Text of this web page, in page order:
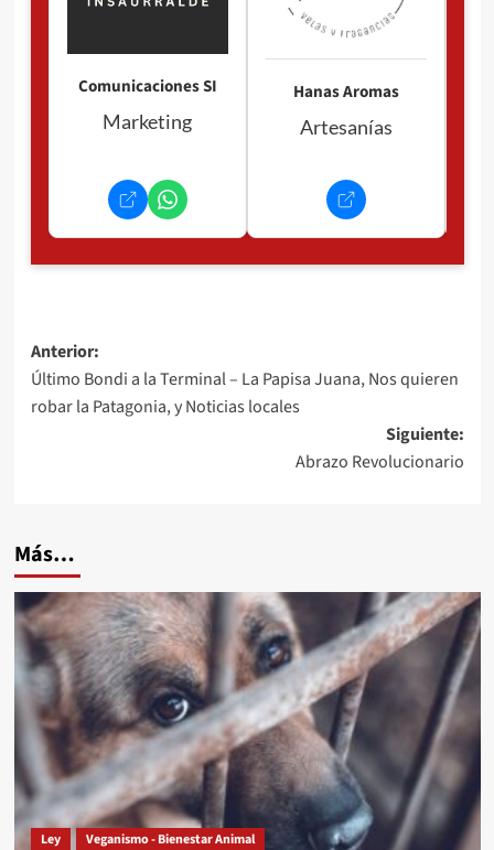
Comunicaciones SI
Marketing
Hanas Aromas
Artesanías
Navegación
de
entradas
Anterior:
Último Bondi a la Terminal – La Papisa Juana, Nos quieren
robar la Patagonia, y Noticias locales
Siguiente:
Abrazo Revolucionario
Más…
Ley Veganismo - Bienestar Animal